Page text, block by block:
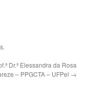
Dr.ª Elessandra da Rosa
– PPGCTA – UFPel →